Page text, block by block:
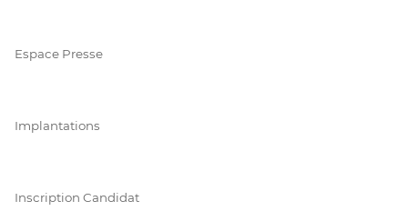
Espace Presse
Implantations
Inscription Candidat